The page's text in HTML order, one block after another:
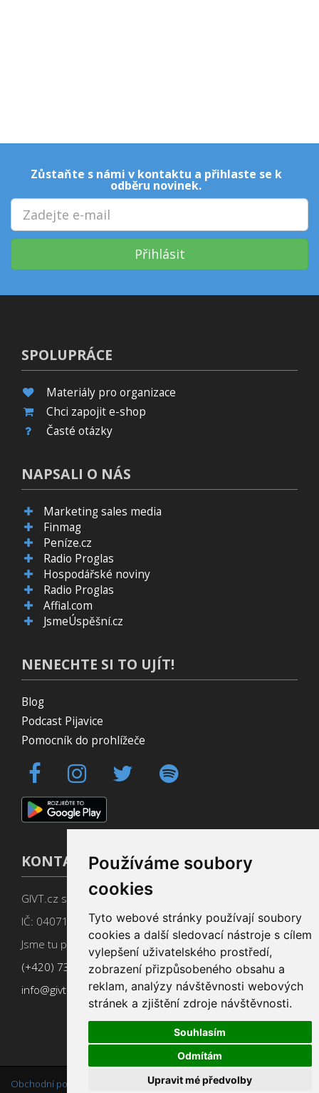
Používáme soubory
cookies
Tyto webové stránky používají soubory
cookies a další sledovací nástroje s cílem
vylepšení uživatelského prostředí,
zobrazení přizpůsobeného obsahu a
reklam, analýzy návštěvnosti webových
stránek a zjištění zdroje návštěvnosti.
Souhlasím
Odmítám
Upravit mé předvolby
Zůstaňte s námi v kontaktu a přihlaste se k
odběru novinek.
Přihlásit
SPOLUPRÁCE
Materiály pro organizace
Chci zapojit e-shop
Časté otázky
NAPSALI O NÁS
Marketing sales media
Finmag
Peníze.cz
Radio Proglas
Hospodářské noviny
Radio Proglas
Affial.com
JsmeÚspěšní.cz
NENECHTE SI TO UJÍT!
Blog
Podcast Pijavice
Pomocník do prohlížeče
KONTAKT
GIVT.cz s. r. o., Dolní nám. 16, 779 00 Olomouc
IČ: 04071433
Jsme tu pro Vás od 9:00 do 17:00
(+420) 737 266 402
info@givt.cz
Obchodní podmínky Změnit nastavení cookies